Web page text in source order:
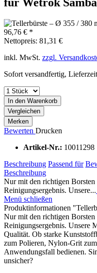
96,76 € *
Nettopreis: 81,31 €
inkl. MwSt. zzgl.
Sofort versandfertig,
In den Warenkorb
Vergleichen
Merken
Bewerten Drucken
Artikel-Nr.: 10011298
Beschreibung Passend für
Beschreibung
Nur mit den richtigen Borsten
Reinigungsergebnis. Unsere...
Menü schließen
Produktinformationen
Nur mit den richtigen Borsten
Reinigungsergebnis. Unsere
Qualität. Ob starke
zum Polieren, Nylon-Grit
Anwendungsfall bedienen.
unsicher?